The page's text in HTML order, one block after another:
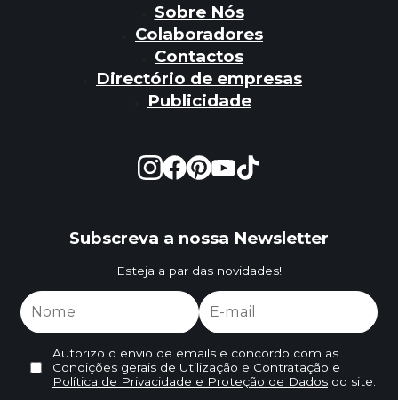
Sobre Nós
Colaboradores
Contactos
Directório de empresas
Publicidade
Subscreva a nossa Newsletter
Esteja a par das novidades!
Autorizo o envio de emails e concordo com as
Condições gerais de Utilização e Contratação e
Política de Privacidade e Proteção de Dadosdo site.